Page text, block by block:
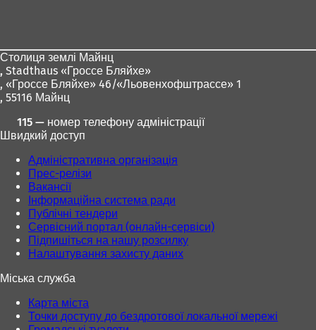
Столиця землі Майнц
, Stadthaus «Гроссе Бляйхе»
, «Гроссе Бляйхе» 46/«Льовенхофштрассе» 1
, 55116 Майнц
115 — номер телефону адміністрації
Швидкий доступ
Адміністративна організація
Прес-релізи
Вакансії
Інформаційна система ради
Публічні тендери
Сервісний портал (онлайн-сервіси)
Підпишіться на нашу розсилку
Налаштування захисту даних
Міська служба
Карта міста
Точки доступу до бездротової локальної мережі